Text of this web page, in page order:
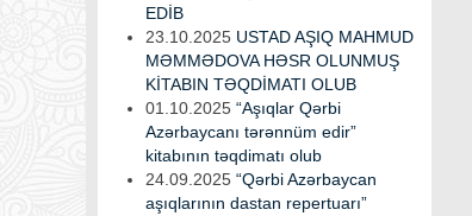
EDİB
23.10.2025 USTAD AŞIQ MAHMUD
MƏMMƏDOVA HƏSR OLUNMUŞ
KİTABIN TƏQDİMATI OLUB
01.10.2025 “Aşıqlar Qərbi
Azərbaycanı tərənnüm edir”
kitabının təqdimatı olub
24.09.2025 “Qərbi Azərbaycan
aşıqlarının dastan repertuarı”